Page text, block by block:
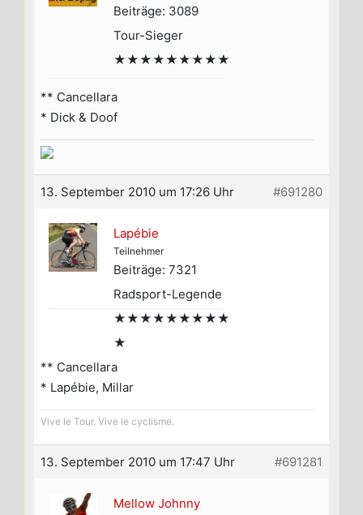
Beiträge: 3089
Tour-Sieger
★★★★★★★★★
** Cancellara
* Dick & Doof
13. September 2010 um 17:26 Uhr #691280
Lapébie
Teilnehmer
Beiträge: 7321
Radsport-Legende
★★★★★★★★★
★
** Cancellara
* Lapébie, Millar
Vive le Tour. Vive le cyclisme.
13. September 2010 um 17:47 Uhr #691281
Mellow Johnny